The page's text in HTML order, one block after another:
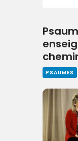
PSAUMES